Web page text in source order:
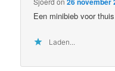
Een minibieb voor
Laden...